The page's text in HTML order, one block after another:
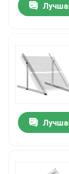
Монтажные
Струбцина
Держатель
Солнечный